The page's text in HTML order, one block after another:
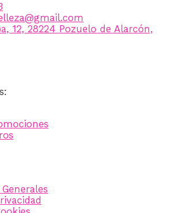
12, 28224 Pozuelo de Alarcón,